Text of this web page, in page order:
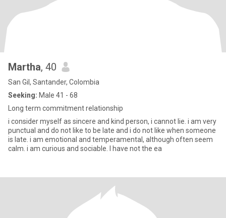
Martha, 40
San Gil, Santander, Colombia
Seeking: Male 41 - 68
Long term commitment relationship
i consider myself as sincere and kind person, i cannot lie. i am very
punctual and do not like to be late and i do not like when someone
is late. i am emotional and temperamental, although often seem
calm. i am curious and sociable. I have not the ea